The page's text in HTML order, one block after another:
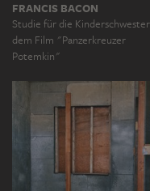
FRANCIS BACON
Studie für die
dem Film "Panzerkreuzer
Potemkin"